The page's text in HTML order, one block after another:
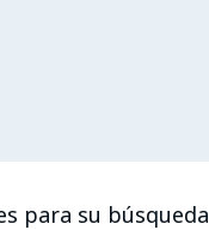
para su búsqueda